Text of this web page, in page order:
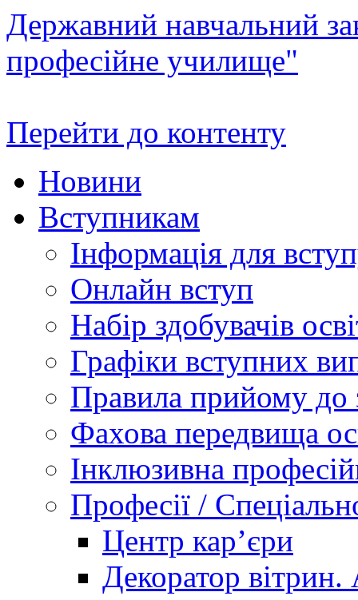
Державний навчальний
професійне училище"
Перейти до контенту
Новини
Вступникам
Інформація для
Онлайн вступ
Набір здобувачів
Графіки вступних
Правила прийому до
Фахова передвища
Інклюзивна
Професії /
Центр кар’єри
Декоратор вітрин.